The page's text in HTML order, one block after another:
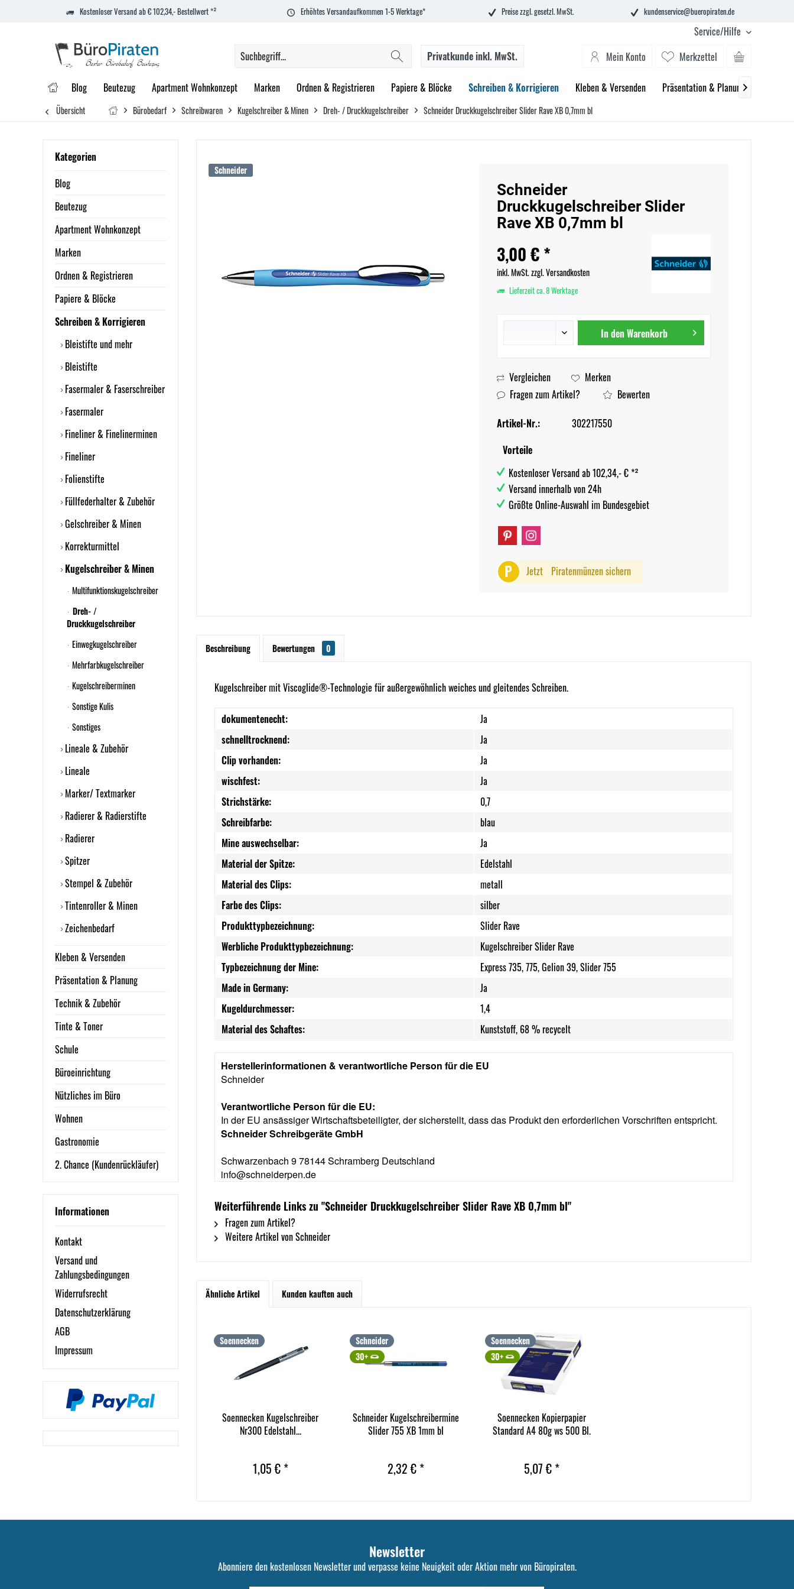
Kostenloser Versand ab € 102,34,- Bestellwert *² Erhöhtes Versandaufkommen 1-5 Werktage* Preise zzgl. gesetzl. MwSt. kundenservice@bueropiraten.de
Service/Hilfe
Merkzettel
Mein Konto
Privatkundeinkl. MwSt.
Blog Beutezug Apartment Wohnkonzept Marken Ordnen & Registrieren Papiere & Blöcke Schreiben & Korrigieren Kleben & Versenden Präsentation & Planung
Übersicht Bürobedarf Schreibwaren Kugelschreiber & Minen Dreh- / Druckkugelschreiber Schneider Druckkugelschreiber Slider Rave XB 0,7mm bl
Kategorien
Blog
Beutezug
Apartment Wohnkonzept
Marken
Ordnen & Registrieren
Papiere & Blöcke
Schreiben & Korrigieren
Bleistifte und mehr
Bleistifte
Fasermaler & Faserschreiber
Fasermaler
Fineliner & Finelinerminen
Fineliner
Folienstifte
Füllfederhalter & Zubehör
Gelschreiber & Minen
Korrekturmittel
Kugelschreiber & Minen
Multifunktionskugelschreiber
Dreh- /
Druckkugelschreiber
Einwegkugelschreiber
Mehrfarbkugelschreiber
Kugelschreiberminen
Sonstige Kulis
Sonstiges
Lineale & Zubehör
Lineale
Marker/ Textmarker
Radierer & Radierstifte
Radierer
Spitzer
Stempel & Zubehör
Tintenroller & Minen
Zeichenbedarf
Kleben & Versenden
Präsentation & Planung
Technik & Zubehör
Tinte & Toner
Schule
Büroeinrichtung
Nützliches im Büro
Wohnen
Gastronomie
2. Chance (Kundenrückläufer)
Informationen
Kontakt
Versand und
Zahlungsbedingungen
Widerrufsrecht
Datenschutzerklärung
AGB
Impressum
Schneider
Schneider
Druckkugelschreiber Slider
Rave XB 0,7mm bl
3,00 € *
inkl. MwSt.zzgl. Versandkosten
Lieferzeit ca. 8 Werktage
In denWarenkorb
Vergleichen
Merken
Fragen zum Artikel?
Bewerten
Artikel-Nr.:
302217550
Vorteile
Kostenloser Versand ab 102,34,- € *²
Versand innerhalb von 24h
Größte Online-Auswahl im Bundesgebiet
P Jetzt Piratenmünzen sichern
Beschreibung Bewertungen 0
Kugelschreiber mit Viscoglide®-Technologie für außergewöhnlich weiches und gleitendes Schreiben.
dokumentenecht:
Ja
schnelltrocknend:
Ja
Clip vorhanden:
Ja
wischfest:
Ja
Strichstärke:
0,7
Schreibfarbe:
blau
Mine auswechselbar:
Ja
Material der Spitze:
Edelstahl
Material des Clips:
metall
Farbe des Clips:
silber
Produkttypbezeichnung:
Slider Rave
Werbliche Produkttypbezeichnung:
Kugelschreiber Slider Rave
Typbezeichnung der Mine:
Express 735, 775, Gelion 39, Slider 755
Made in Germany:
Ja
Kugeldurchmesser:
1,4
Material des Schaftes:
Kunststoff, 68 % recycelt
Herstellerinformationen & verantwortliche Person für die EU
Schneider
Verantwortliche Person für die EU:
In der EU ansässiger Wirtschaftsbeteiligter, der sicherstellt, dass das Produkt den erforderlichen Vorschriften entspricht.
Schneider Schreibgeräte GmbH
Schwarzenbach 9 78144 Schramberg Deutschland
info@schneiderpen.de
Weiterführende Links zu "Schneider Druckkugelschreiber Slider Rave XB 0,7mm bl"
Fragen zum Artikel?
Weitere Artikel von Schneider
Ähnliche Artikel Kunden kauften auch
Soennecken
Soennecken Kugelschreiber
Nr300 Edelstahl...
1,05 € *
Schneider
30+
Schneider Kugelschreibermine
Slider 755 XB 1mm bl
2,32 € *
Soennecken
30+
Soennecken Kopierpapier
Standard A4 80g ws 500 Bl.
5,07 € *
Newsletter
Abonniere den kostenlosen Newsletter und verpasse keine Neuigkeit oder Aktion mehr von Büropiraten.